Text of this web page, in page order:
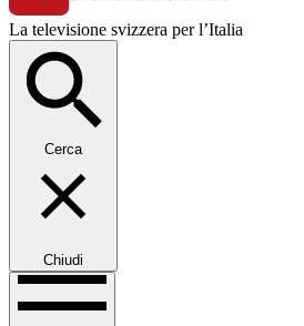
La televisione svizzera per l’Italia
Cerca
Chiudi